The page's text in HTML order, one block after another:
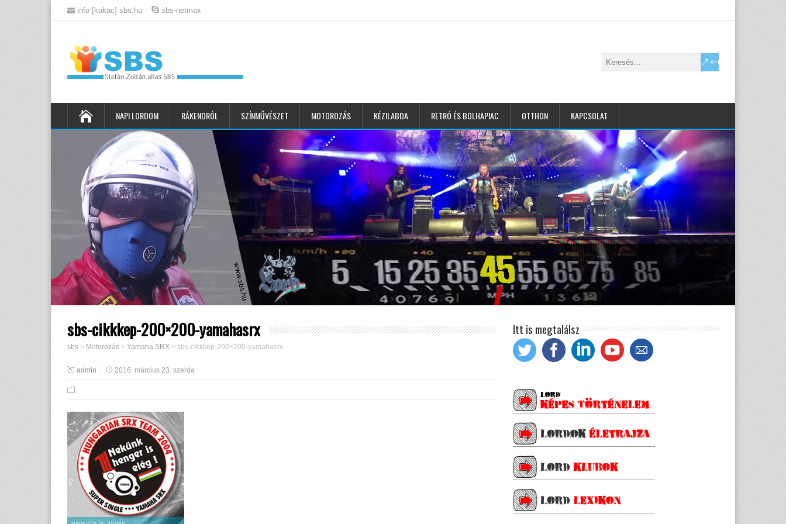
info [kukac] sbs.hu sbs-netmax
NAPI LORDOM RÁKENDRÓL SZÍNMŰVÉSZET MOTOROZÁS KÉZILABDA RETRÓ ÉS BOLHAPIAC OTTHON KAPCSOLAT
sbs-cikkkep-200×200-yamahasrx
sbs > Motorozás > Yamaha SRX > sbs-cikkkep-200×200-yamahasrx
admin 2016. március 23. szerda
Itt is megtalálsz